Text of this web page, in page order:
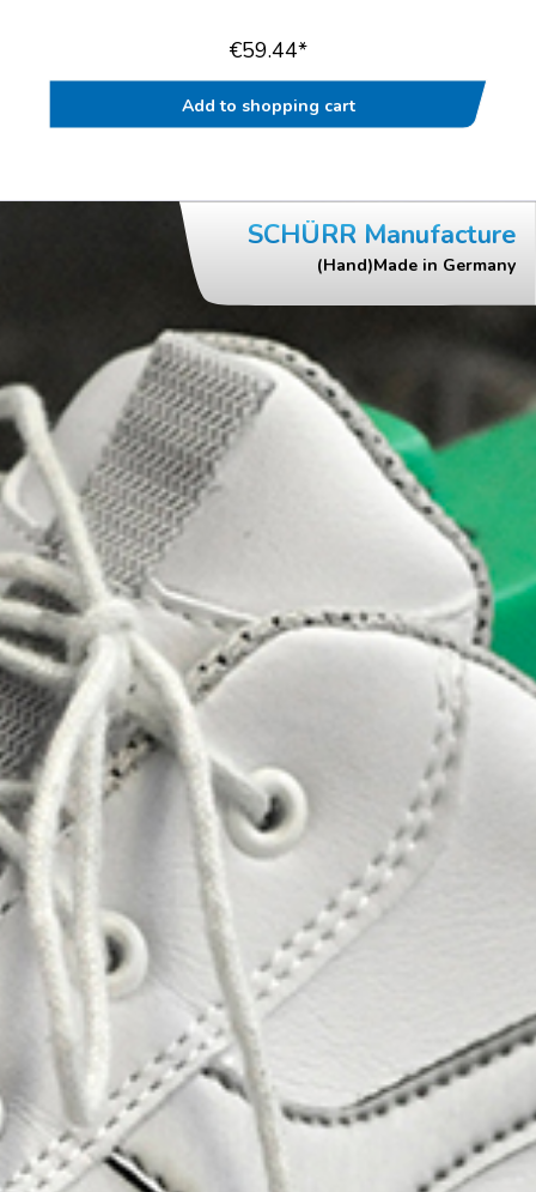
€59.44*
Add to shopping cart
SCHÜRR Manufacture
(Hand)Made in Germany